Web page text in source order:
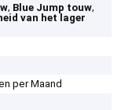
, Blue Jump touw,
van het lager
per Maand